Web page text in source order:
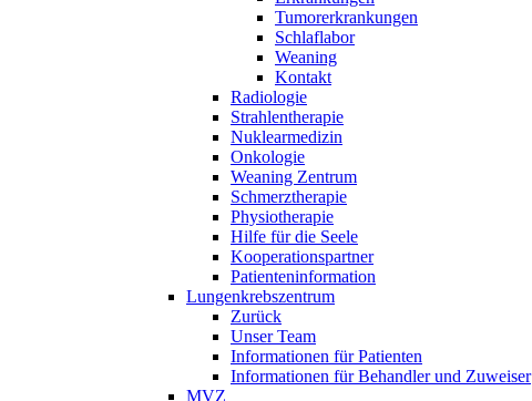
Tumorerkrankungen
Schlaflabor
Weaning
Kontakt
Radiologie
Strahlentherapie
Nuklearmedizin
Onkologie
Weaning Zentrum
Schmerztherapie
Physiotherapie
Hilfe für die Seele
Kooperationspartner
Patienteninformation
Lungenkrebszentrum
Zurück
Unser Team
Informationen für Patienten
Informationen für Behandler und Zuweiser
MVZ